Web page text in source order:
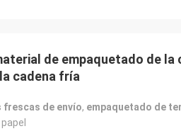
de empaquetado de la
cadena fría
frescas de envío, empaquetado de